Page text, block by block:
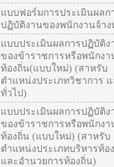
แบบฟอร์มการประเมินผลก
ปฏิบัติงานของพนักงานจ้าง
แบบประเมินผลการปฏิบัติง
ของข้าราชการหรือพนักงา
ท้องถิ่น(แบบใหม่) (สาหรับ
ตำแหน่งประเภทวิชาการ แ
ทั่วไป)
แบบประเมินผลการปฏิบัติง
ของข้าราชการหรือพนักงา
ท้องถิ่น (แบบใหม่) (สาหรับ
ตำแหน่งประเภทบริหารท้อ
และอำนวยการท้องถิ่น)